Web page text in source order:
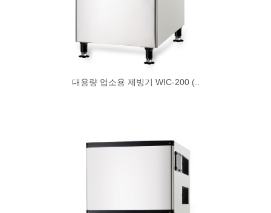
대용량 업소용 제빙기 WIC-200 (..